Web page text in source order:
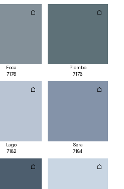
Foca
7176
Piombo
7178
Lago
7182
Sera
7184